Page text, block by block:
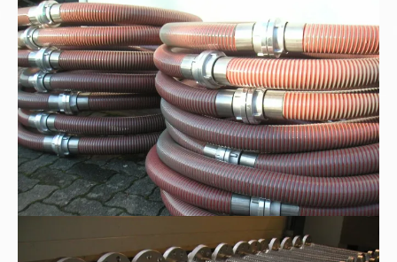
Kunststoff-Spiralschläuche
Metall-Edelstahlwellschläuche